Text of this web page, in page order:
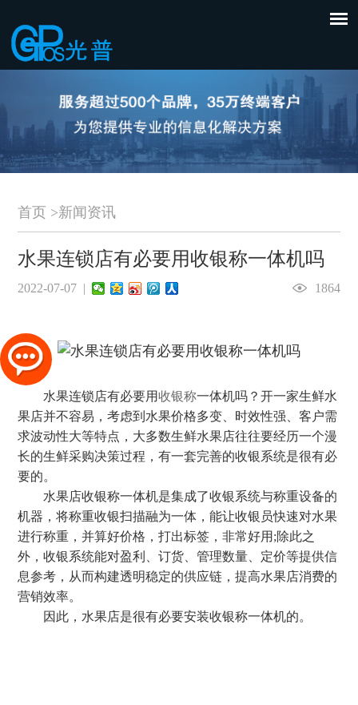
首页 >新闻资讯
水果连锁店有必要用收银称一体机吗
2022-07-07 | 1864
水果连锁店有必要用收银称一体机吗？开一家生鲜水
果店并不容易，考虑到水果价格多变、时效性强、客户需
求波动性大等特点，大多数生鲜水果店往往要经历一个漫
长的生鲜采购决策过程，有一套完善的收银系统是很有必
要的。
水果店收银称一体机是集成了收银系统与称重设备的
机器，将称重收银扫描融为一体，能让收银员快速对水果
进行称重，并算好价格，打出标签，非常好用;除此之
外，收银系统能对盈利、订货、管理数量、定价等提供信
息参考，从而构建透明稳定的供应链，提高水果店消费的
营销效率。
因此，水果店是很有必要安装收银称一体机的。